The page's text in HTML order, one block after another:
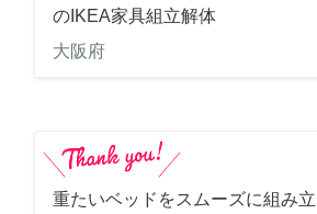
のIKEA家具組立解体
大阪府
重たいベッドをスムーズに組み